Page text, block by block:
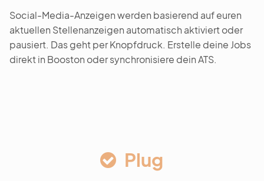
Social-Media-Anzeigen werden basierend auf euren
aktuellen Stellenanzeigen automatisch aktiviert oder
pausiert. Das geht per Knopfdruck. Erstelle deine Jobs
direkt in Booston oder synchronisiere dein ATS.
Plug